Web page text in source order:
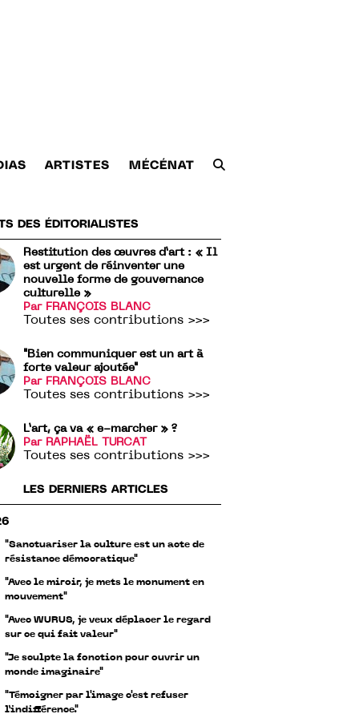
ARTISTES MÉCÉNAT
DES ÉDITORIALISTES
Restitution des œuvres d’art : « Il
est urgent de réinventer une
nouvelle forme de gouvernance
culturelle »
Par FRANÇOIS BLANC
Toutes ses contributions >>>
"Bien communiquer est un art à
forte valeur ajoutée"
Par FRANÇOIS BLANC
Toutes ses contributions >>>
L’art, ça va « e-marcher » ?
Par RAPHAËL TURCAT
Toutes ses contributions >>>
LES DERNIERS ARTICLES
"Sanctuariser la culture est un acte de
résistance démocratique"
"Avec le miroir, je mets le monument en
mouvement"
"Avec WURUS, je veux déplacer le regard
sur ce qui fait valeur"
"Je sculpte la fonction pour ouvrir un
monde imaginaire"
"Témoigner par l'image c'est refuser
l’indifférence."